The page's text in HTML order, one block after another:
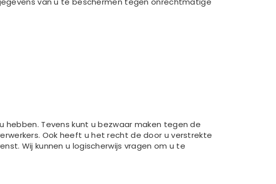
Tevens kunt u bezwaar maken tegen de
Ook heeft u het recht de door u verstrekte
Wij kunnen u logischerwijs vragen om u te